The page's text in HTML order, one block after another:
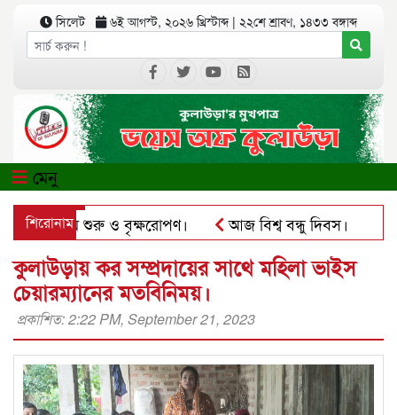
সিলেট ৬ই আগস্ট, ২০২৬ খ্রিস্টাব্দ | ২২শে শ্রাবণ, ১৪৩৩ বঙ্গাব্দ
মেনু
শিরোনাম
কার্যক্রম শুরু ও বৃক্ষরোপণ। আজ বিশ্ব বন্ধু দিবস।
ব্যবহার করে প্রতারণার চেষ্টা।
পৃথিমপাশায় ঋণের
কুলাউড়ায় কর সম্প্রদায়ের সাথে মহিলা ভাইস
চেয়ারম্যানের মতবিনিময়।
প্রকাশিত: 2:22 PM, September 21, 2023